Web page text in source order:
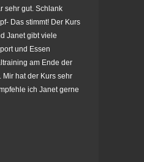
sehr gut. Schlank
Das stimmt! Der Kurs
Janet gibt viele
und Essen
am Ende der
Mir hat der Kurs sehr
ich Janet gerne